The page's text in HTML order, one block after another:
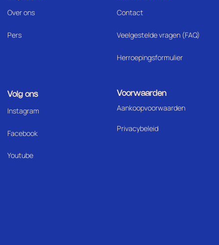
Over ons
Pers
Contact
Veelgestelde vragen (FAQ)
Herroepingsformulier
Volg ons
Instagram
Facebook
Youtube
Voorwaarden
Aankoopvoorwaarden
Privacybeleid